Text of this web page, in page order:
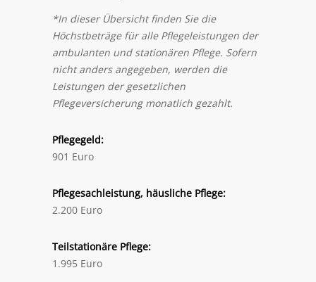
*In dieser Übersicht finden Sie die
Höchstbeträge für alle Pflegeleistungen der
ambulanten und stationären Pflege. Sofern
nicht anders angegeben, werden die
Leistungen der gesetzlichen
Pflegeversicherung monatlich gezahlt.
Pflegegeld:
901 Euro
Pflegesachleistung, häusliche Pflege:
2.200 Euro
Teilstationäre Pflege:
1.995 Euro